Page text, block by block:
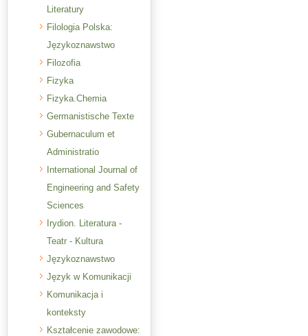
Literatury
Filologia Polska:
Językoznawstwo
Filozofia
Fizyka
Fizyka.Chemia
Germanistische Texte
Gubernaculum et
Administratio
International Journal of
Engineering and Safety
Sciences
Irydion. Literatura -
Teatr - Kultura
Językoznawstwo
Język w Komunikacji
Komunikacja i
konteksty
Kształcenie zawodowe: